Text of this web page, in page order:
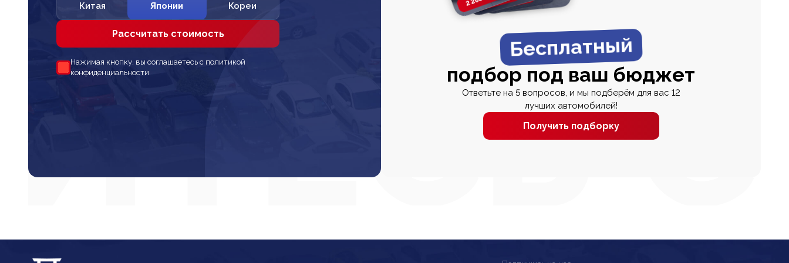
Китая Японии Кореи
Рассчитать стоимость
Нажимая кнопку, вы соглашаетесь с политикой
конфиденциальности
Бесплатный
подбор под ваш бюджет
Ответьте на 5 вопросов, и мы подберём для вас 12
лучших автомобилей!
Получить подборку